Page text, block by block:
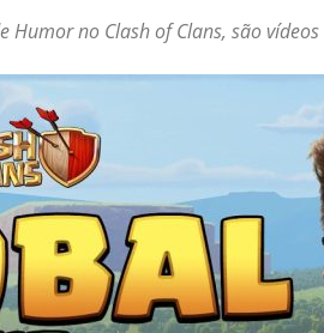
Humor no Clash of Clans, são